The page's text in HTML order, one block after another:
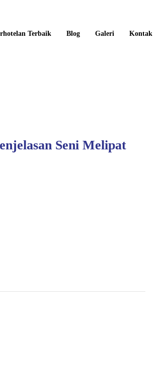
Terbaik Blog Galeri Kontak
Seni Melipat